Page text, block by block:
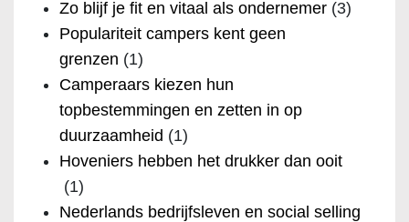
Zo blijf je fit en vitaal als ondernemer (3)
Populariteit campers kent geen
grenzen (1)
Camperaars kiezen hun
topbestemmingen en zetten in op
duurzaamheid (1)
Hoveniers hebben het drukker dan ooit
(1)
Nederlands bedrijfsleven en social selling